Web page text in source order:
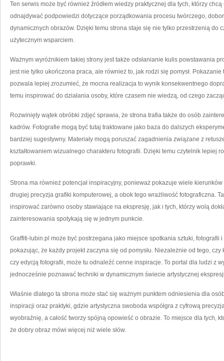
Ten serwis może być również źródłem wiedzy praktycznej dla tych, którzy
odnajdywać podpowiedzi dotyczące porządkowania procesu twórczego,
dynamicznych obrazów. Dzięki temu strona staje się nie tylko przestrzenią do
użytecznym wsparciem.
Ważnym wyróżnikiem takiej strony jest także odsłanianie kulis powstawania
jest nie tylko ukończona praca, ale również to, jak rodzi się pomysł.
pozwala lepiej zrozumieć, że mocna realizacja to wynik konsekwentnego
temu inspirować do działania osoby, które czasem nie wiedzą, od czego
Rozwinięty wątek obróbki zdjęć sprawia, że strona trafia także do osób
kadrów. Fotografie mogą być tutaj traktowane jako baza do dalszych
bardziej sugestywny. Materiały mogą poruszać zagadnienia związane z
kształtowaniem wizualnego charakteru fotografii. Dzięki temu czytelnik lepiej
poprawki.
Strona ma również potencjał inspiracyjny, ponieważ pokazuje wiele
drugiej precyzja grafiki komputerowej, a obok tego wrażliwość fotograficzna.
inspirować zarówno osoby stawiające na ekspresję, jak i tych, którzy wolą
zainteresowania spotykają się w jednym punkcie.
Graffiti-lubin.pl może być postrzegana jako miejsce spotkania sztuki, fotografii
pokazując, że każdy projekt zaczyna się od pomysłu. Niezależnie od tego,
czy edycją fotografii, może tu odnaleźć cenne inspiracje. To portal dla ludzi z
jednocześnie poznawać techniki w dynamicznym świecie artystycznej
Właśnie dlatego ta strona może stać się ważnym punktem odniesienia dla
inspiracji oraz praktyki, gdzie artystyczna swoboda współgra z cyfrową
wyobraźnię, a całość tworzy spójną opowieść o obrazie. To miejsce dla tych,
że dobry obraz mówi więcej niż wiele słów.